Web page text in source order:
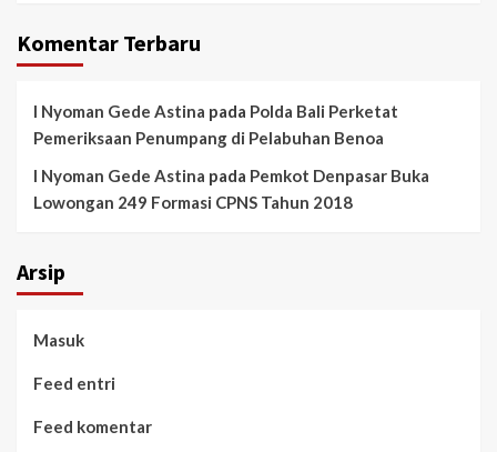
Komentar Terbaru
I Nyoman Gede Astina pada Polda Bali Perketat
Pemeriksaan Penumpang di Pelabuhan Benoa
I Nyoman Gede Astina pada Pemkot Denpasar Buka
Lowongan 249 Formasi CPNS Tahun 2018
Arsip
Masuk
Feed entri
Feed komentar